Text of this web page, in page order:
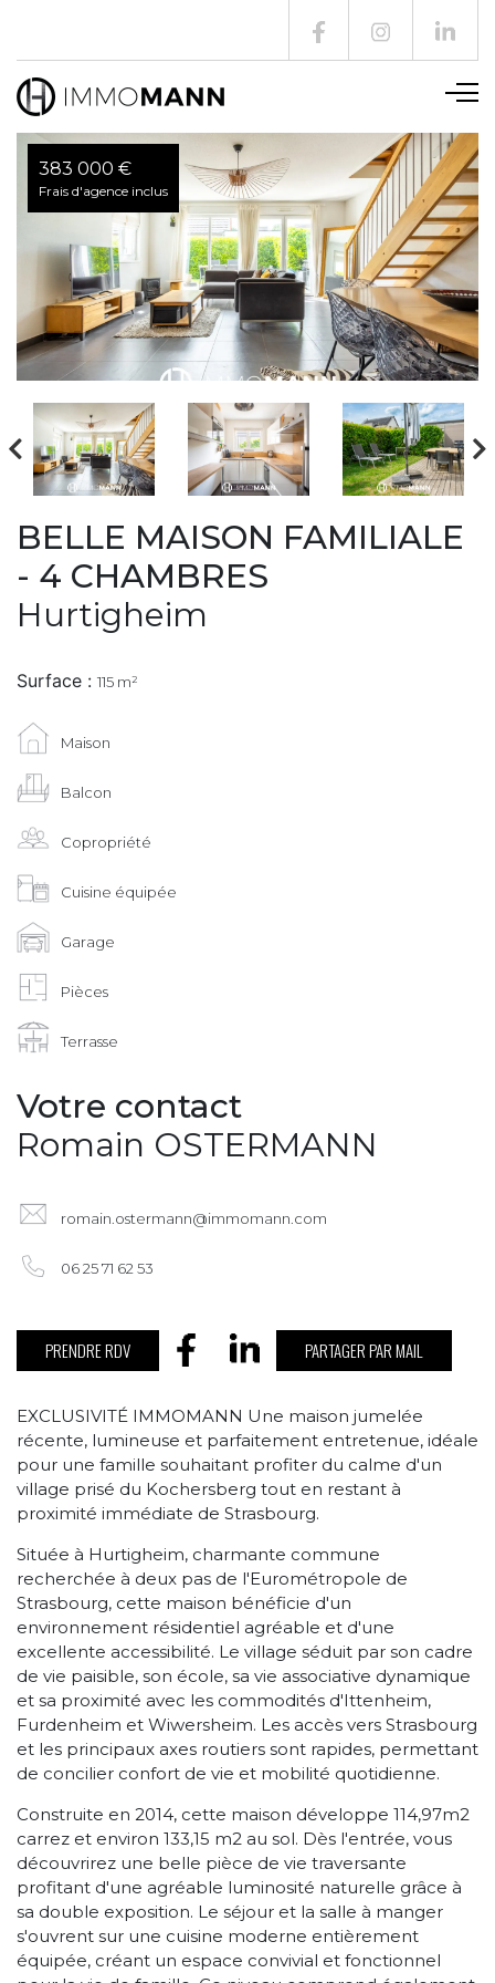
383 000 €
Frais d'agence inclus
BELLE MAISON FAMILIALE
- 4 CHAMBRES
Hurtigheim
Surface : 115 m²
Maison
Balcon
Copropriété
Cuisine équipée
Garage
Pièces
Terrasse
Votre contact
Romain OSTERMANN
romain.ostermann@immomann.com
06 25 71 62 53
PRENDRE RDV PARTAGER PAR MAIL
EXCLUSIVITÉ IMMOMANN Une maison jumelée
récente, lumineuse et parfaitement entretenue, idéale
pour une famille souhaitant profiter du calme d'un
village prisé du Kochersberg tout en restant à
proximité immédiate de Strasbourg.
Située à Hurtigheim, charmante commune
recherchée à deux pas de l'Eurométropole de
Strasbourg, cette maison bénéficie d'un
environnement résidentiel agréable et d'une
excellente accessibilité. Le village séduit par son cadre
de vie paisible, son école, sa vie associative dynamique
et sa proximité avec les commodités d'Ittenheim,
Furdenheim et Wiwersheim. Les accès vers Strasbourg
et les principaux axes routiers sont rapides, permettant
de concilier confort de vie et mobilité quotidienne.
Construite en 2014, cette maison développe 114,97m2
carrez et environ 133,15 m2 au sol. Dès l'entrée, vous
découvrirez une belle pièce de vie traversante
profitant d'une agréable luminosité naturelle grâce à
sa double exposition. Le séjour et la salle à manger
s'ouvrent sur une cuisine moderne entièrement
équipée, créant un espace convivial et fonctionnel